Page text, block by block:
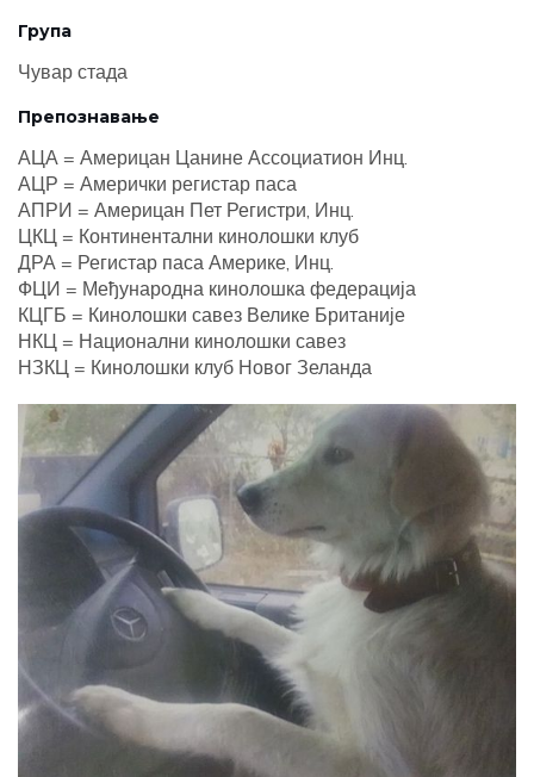
Група
Чувар стада
Препознавање
АЦА = Америцан Цанине Ассоциатион Инц.
АЦР = Амерички регистар паса
АПРИ = Америцан Пет Регистри, Инц.
ЦКЦ = Континентални кинолошки клуб
ДРА = Регистар паса Америке, Инц.
ФЦИ = Међународна кинолошка федерација
КЦГБ = Кинолошки савез Велике Британије
НКЦ = Национални кинолошки савез
НЗКЦ = Кинолошки клуб Новог Зеланда